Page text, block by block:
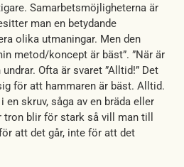
Samarbetsmöjligheterna är
man en betydande
olika utmaningar. Men den
metod/koncept är bäst”. ”När är
Ofta är svaret ”Alltid!” Det
för att hammaren är bäst. Alltid.
en skruv, såga av en bräda eller
blir för stark så vill man till
att det går, inte för att det